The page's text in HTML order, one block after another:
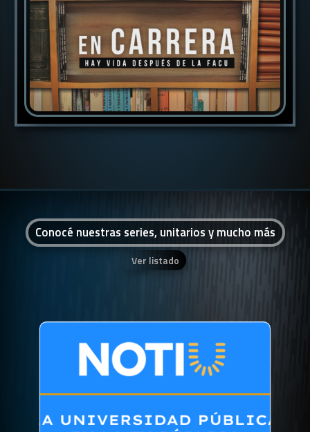
Conocé nuestras series, unitarios y mucho más
Ver listado